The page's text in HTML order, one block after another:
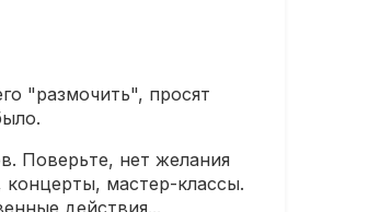
"размочить", просят
Поверьте, нет желания
мастер-классы.